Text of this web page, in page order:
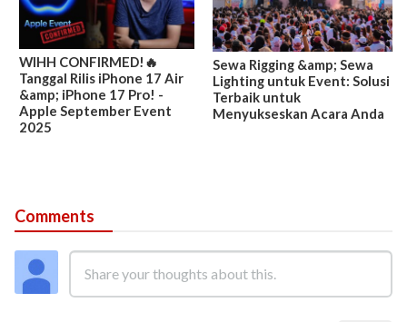
WIHH CONFIRMED!🔥
Tanggal Rilis iPhone 17 Air
&amp; iPhone 17 Pro! -
Apple September Event
2025
Sewa Rigging &amp; Sewa
Lighting untuk Event: Solusi
Terbaik untuk
Menyukseskan Acara Anda
Comments